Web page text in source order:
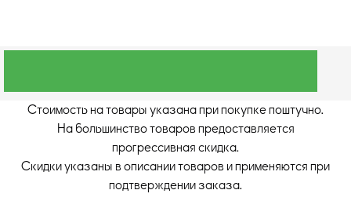
Стоимость на товары указана при покупке поштучно.
На большинство товаров предоставляется
прогрессивная скидка.
Скидки указаны в описании товаров и применяются при
подтверждении заказа.